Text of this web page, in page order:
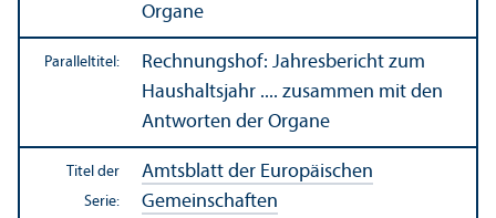
Organe
Paralleltitel:
Rechnungs­hof: Jahresbericht zum
Haushalts­jahr .... zusammen mit den
Antworten der Organe
Titel der
Serie:
Amtsblatt der Europäischen
Gemeinschaften